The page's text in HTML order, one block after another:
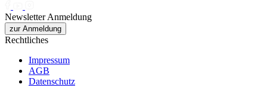
Newsletter Anmeldung
zur Anmeldung
Rechtliches
Impressum
AGB
Datenschutz